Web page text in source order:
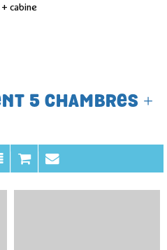
cabine
5 CHAMBRES +